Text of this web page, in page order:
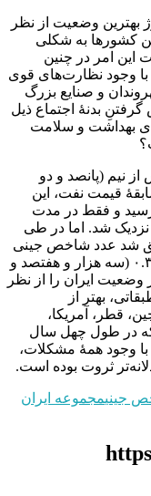
بهترین وضعیت از نظر
کشورها به شکلی
این امر در چنین
وجود نظارت‌های قوی
و صنایع بزرگ
بدنۀ اجتماع ذیل
بهداشت و سلامت
از نیم (پانصد و دو
قیمت نفت، این
رسید و فقط در مدت
و دو صدم) نزدیک شد. اما در طی
شد عدد شاخص جینی
را در کشور از بالای ۰.۴ (چهار دهم) به ۰.۳۷۳۶ (سه هزار و هفتصد و
این آمار وضعیت ایران را از نظر
بهتر از
قطر، آمریکا،
در طول چهل سال
وجود همۀ مشکلات،
ثروت بوده است.
جینیمجموعه ایران